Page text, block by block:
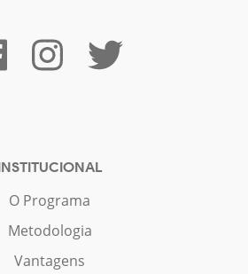
O Programa
Metodologia
Vantagens